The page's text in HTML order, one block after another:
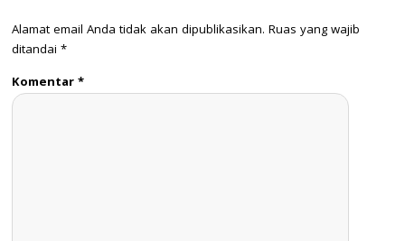
Alamat email Anda tidak akan dipublikasikan. Ruas yang wajib
ditandai *
Komentar*